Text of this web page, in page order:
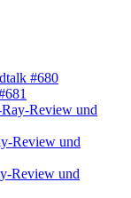
#680
Review und
Review und
Review und